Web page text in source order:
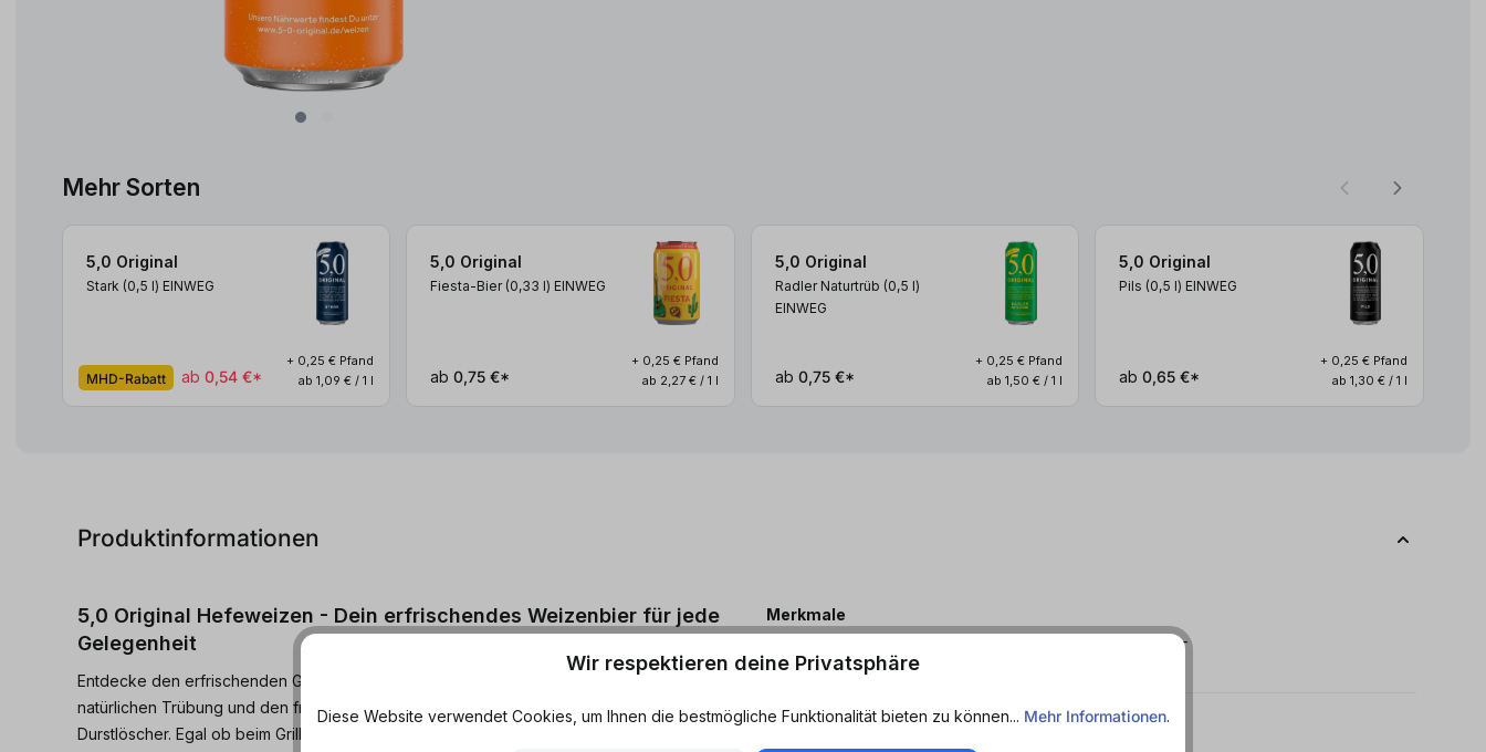
Mehr Sorten
5,0 Original
Stark (0,5 l) EINWEG
MHD-Rabatt ab 0,54 €*
+ 0,25 € Pfand
ab 1,09 € / 1 l
5,0 Original
Fiesta-Bier (0,33 l) EINWEG
ab 0,75 €*
+ 0,25 € Pfand
ab 2,27 € / 1 l
5,0 Original
Radler Naturtrüb (0,5 l)
EINWEG
ab 0,75 €*
+ 0,25 € Pfand
ab 1,50 € / 1 l
5,0 Original
Pils (0,5 l) EINWEG
ab 0,65 €*
+ 0,25 € Pfand
ab 1,30 € / 1 l
Produktinformationen
5,0 Original Hefeweizen - Dein erfrischendes Weizenbier für jede
Gelegenheit
Entdecke den erfrischenden Geschmack von
! Mit seiner
natürlichen Trübung und den fruchtigen Noten ist dieses Hefeweizen der perfekte
Durstlöscher. Egal ob beim Grillen, nach dem Sport oder einfach nur zum Entspannen,
Merkmale
Aromatisch - Erfrischend - Fruchtig - Leicht süß - Spritzig -
Süffig - Zuckerfrei
MHD
Wir respektieren deine Privatsphäre
Diese Website verwendet Cookies, um Ihnen die bestmögliche Funktionalität bieten zu können... Mehr Informationen.